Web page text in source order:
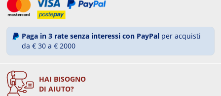
Paga in 3 rate senza interessi con PayPal per acquisti
da € 30 a € 2000
HAI BISOGNO
DI AIUTO?